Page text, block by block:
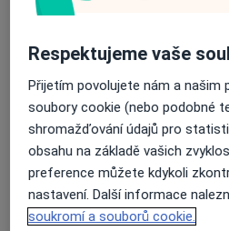
Dostupnost
Na této adrese online
Co mám v takové situaci
Způsoby platby (soukromé
Na teto adrese lékař
Detaily
Více
o
Respektujeme vaše
Přijetím povolujete nám a našim
soubory cookie (nebo podobné
shromažďování údajů pro
obsahu na základě vašich
preference můžete kdykoli
nastavení. Další informace
soukromí a souborů cookie.